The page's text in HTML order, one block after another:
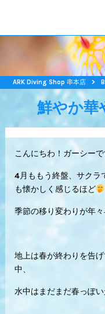
ARK Diving Shop 串本店 >
鮮やか華
こんにちわ！ガーシーで
4月ももう終盤、サクラ
も懐かしく感じるほど
季節の移り変わりが年
地上は春が終わりを告
中、
水中はまだまだ春っぽ